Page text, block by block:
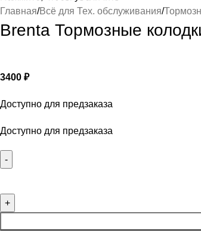
Главная Всё для Тех. обслуживания
Brenta Тормозные
3400 ₽
Доступно для предзаказа
Доступно для предзаказа